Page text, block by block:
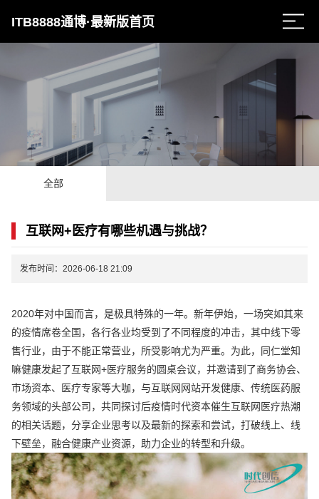
ITB8888通博·最新版首页
全部
互联网+医疗有哪些机遇与挑战？
发布时间：2026-06-18 21:09
2020年对中国而言，是极具特殊的一年。新年伊始，一场突如其来
的疫情席卷全国，各行各业均受到了不同程度的冲击，其中线下零
售行业，由于不能正常营业，所受影响尤为严重。为此，同仁堂知
嘛健康发起了互联网+医疗服务的圆桌会议，并邀请到了商务协会、
市场资本、医疗专家等大咖，与互联网网站开发健康、传统医药服
务领域的头部公司，共同探讨后疫情时代资本催生互联网医疗热潮
的相关话题，分享企业思考以及最新的探索和尝试，打破线上、线
下壁垒，融合健康产业资源，助力企业的转型和升级。